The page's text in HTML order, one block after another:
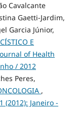
Cavalcante
Gaetti-Jardim,
Garcia Júnior,
E
of Health
/ 2012
Peres,
,
(2012): Janeiro -